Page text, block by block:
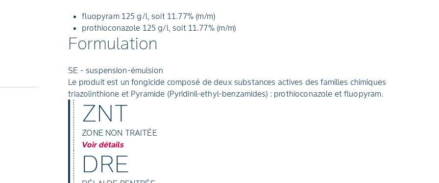
fluopyram 125 g/l, soit 11.77% (m/m)
prothioconazole 125 g/l, soit 11.77% (m/m)
Formulation
SE - suspension-émulsion
Le produit est un fongicide composé de deux substances actives des familles chimiques
triazolinthione et Pyramide (Pyridinil-ethyl-benzamides) : prothioconazole et fluopyram.
ZNT
ZONE NON TRAITÉE
Voir détails
DRE